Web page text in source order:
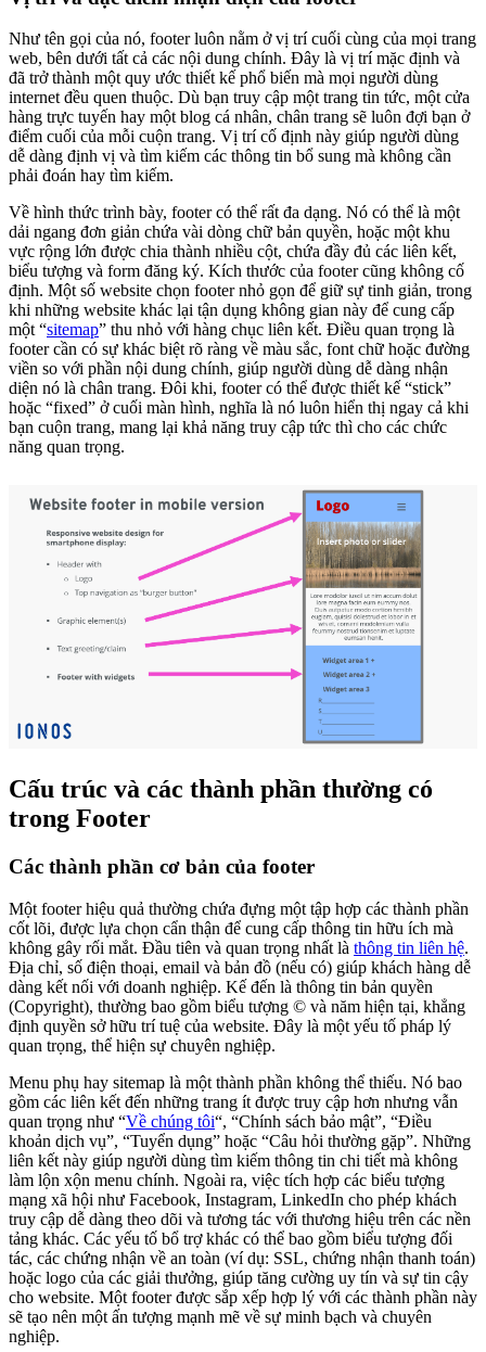
Như tên gọi của nó, footer luôn nằm ở vị trí cuối cùng của mọi trang
web, bên dưới tất cả các nội dung chính. Đây là vị trí mặc định và
đã trở thành một quy ước thiết kế phổ biến mà mọi người dùng
internet đều quen thuộc. Dù bạn truy cập một trang tin tức, một cửa
hàng trực tuyến hay một blog cá nhân, chân trang sẽ luôn đợi bạn ở
điểm cuối của mỗi cuộn trang. Vị trí cố định này giúp người dùng
dễ dàng định vị và tìm kiếm các thông tin bổ sung mà không cần
phải đoán hay tìm kiếm.
Về hình thức trình bày, footer có thể rất đa dạng. Nó có thể là một
dải ngang đơn giản chứa vài dòng chữ bản quyền, hoặc một khu
vực rộng lớn được chia thành nhiều cột, chứa đầy đủ các liên kết,
biểu tượng và form đăng ký. Kích thước của footer cũng không cố
định. Một số website chọn footer nhỏ gọn để giữ sự tinh giản, trong
khi những website khác lại tận dụng không gian này để cung cấp
một “sitemap” thu nhỏ với hàng chục liên kết. Điều quan trọng là
footer cần có sự khác biệt rõ ràng về màu sắc, font chữ hoặc đường
viền so với phần nội dung chính, giúp người dùng dễ dàng nhận
diện nó là chân trang. Đôi khi, footer có thể được thiết kế “stick”
hoặc “fixed” ở cuối màn hình, nghĩa là nó luôn hiển thị ngay cả khi
bạn cuộn trang, mang lại khả năng truy cập tức thì cho các chức
năng quan trọng.
Cấu trúc và các thành phần thường có
trong Footer
Các thành phần cơ bản của footer
Một footer hiệu quả thường chứa đựng một tập hợp các thành phần
cốt lõi, được lựa chọn cẩn thận để cung cấp thông tin hữu ích mà
không gây rối mắt. Đầu tiên và quan trọng nhất là thông tin liên hệ.
Địa chỉ, số điện thoại, email và bản đồ (nếu có) giúp khách hàng dễ
dàng kết nối với doanh nghiệp. Kế đến là thông tin bản quyền
(Copyright), thường bao gồm biểu tượng © và năm hiện tại, khẳng
định quyền sở hữu trí tuệ của website. Đây là một yếu tố pháp lý
quan trọng, thể hiện sự chuyên nghiệp.
Menu phụ hay sitemap là một thành phần không thể thiếu. Nó bao
gồm các liên kết đến những trang ít được truy cập hơn nhưng vẫn
quan trọng như “Về chúng tôi“, “Chính sách bảo mật”, “Điều
khoản dịch vụ”, “Tuyển dụng” hoặc “Câu hỏi thường gặp”. Những
liên kết này giúp người dùng tìm kiếm thông tin chi tiết mà không
làm lộn xộn menu chính. Ngoài ra, việc tích hợp các biểu tượng
mạng xã hội như Facebook, Instagram, LinkedIn cho phép khách
truy cập dễ dàng theo dõi và tương tác với thương hiệu trên các nền
tảng khác. Các yếu tố bổ trợ khác có thể bao gồm biểu tượng đối
tác, các chứng nhận về an toàn (ví dụ: SSL, chứng nhận thanh toán)
hoặc logo của các giải thưởng, giúp tăng cường uy tín và sự tin cậy
cho website. Một footer được sắp xếp hợp lý với các thành phần này
sẽ tạo nên một ấn tượng mạnh mẽ về sự minh bạch và chuyên
nghiệp.